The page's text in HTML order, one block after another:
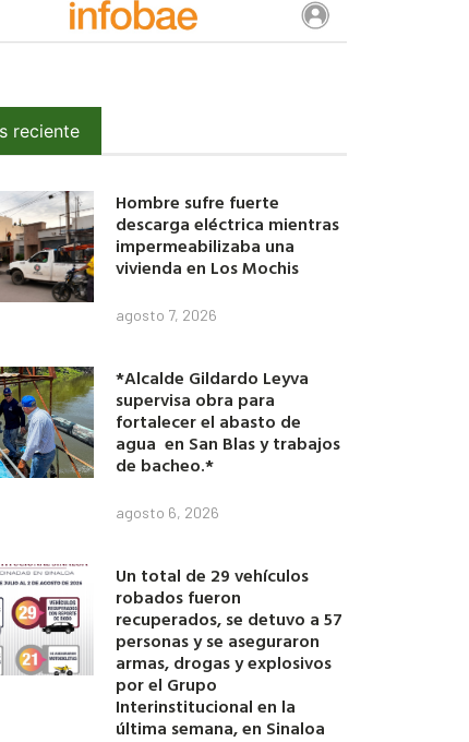
reciente
Hombre sufre fuerte
descarga eléctrica mientras
impermeabilizaba una
vivienda en Los Mochis
agosto 7, 2026
*Alcalde Gildardo Leyva
supervisa obra para
fortalecer el abasto de
agua en San Blas y trabajos
de bacheo.*
agosto 6, 2026
Un total de 29 vehículos
robados fueron
recuperados, se detuvo a 57
personas y se aseguraron
armas, drogas y explosivos
por el Grupo
Interinstitucional en la
última semana, en Sinaloa